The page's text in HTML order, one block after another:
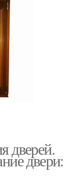
дверей.
двери: